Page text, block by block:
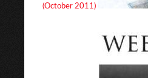
(October 2011)